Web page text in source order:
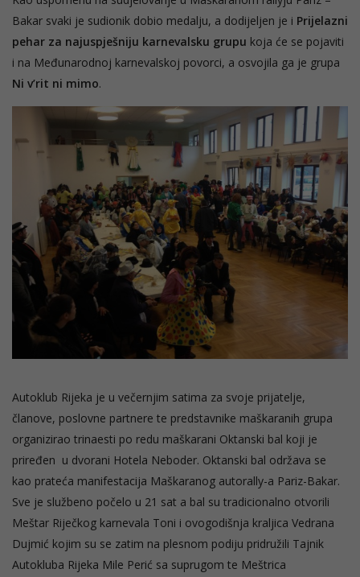
Bakar svaki je sudionik dobio medalju, a dodijeljen je i Prijelazni
pehar za najuspješniju karnevalsku grupu koja će se pojaviti
i na Međunarodnoj karnevalskoj povorci, a osvojila ga je grupa
Ni v’rit ni mimo.
Autoklub Rijeka je u večernjim satima za svoje prijatelje,
članove, poslovne partnere te predstavnike maškaranih grupa
organizirao trinaesti po redu maškarani Oktanski bal koji je
priređen u dvorani Hotela Neboder. Oktanski bal održava se
kao prateća manifestacija Maškaranog autorally-a Pariz-Bakar.
Sve je službeno počelo u 21 sat a bal su tradicionalno otvorili
Meštar Riječkog karnevala Toni i ovogodišnja kraljica Vedrana
Dujmić kojim su se zatim na plesnom podiju pridružili Tajnik
Autokluba Rijeka Mile Perić sa suprugom te Meštrica